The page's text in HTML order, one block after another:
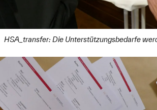
HSA_transfer: Die Unterstützungsbedarfe